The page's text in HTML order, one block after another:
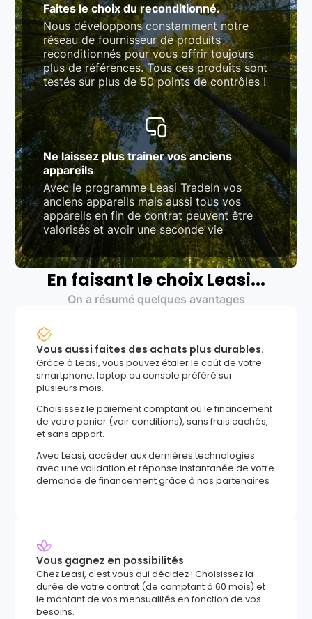
Faites le choix du reconditionné.
Nous développons constamment notre
réseau de fournisseur de produits
reconditionnés pour vous offrir toujours
plus de références. Tous ces produits sont
testés sur plus de 50 points de contrôles !
Ne laissez plus trainer vos anciens
appareils
Avec le programme Leasi TradeIn vos
anciens appareils mais aussi tous vos
appareils en fin de contrat peuvent être
valorisés et avoir une seconde vie
En faisant le choix Leasi...
On a résumé quelques avantages
Vous aussi faites des achats plus durables.
Grâce à Leasi, vous pouvez étaler le coût de votre
smartphone, laptop ou console préféré sur
plusieurs mois.
Choisissez le paiement comptant ou le financement
de votre panier (voir conditions), sans frais cachés,
et sans apport.
Avec Leasi, accéder aux dernières technologies
avec une validation et réponse instantanée de votre
demande de financement grâce à nos partenaires
Vous gagnez en possibilités
Chez Leasi, c'est vous qui décidez ! Choisissez la
durée de votre contrat (de comptant à 60 mois) et
le montant de vos mensualités en fonction de vos
besoins.